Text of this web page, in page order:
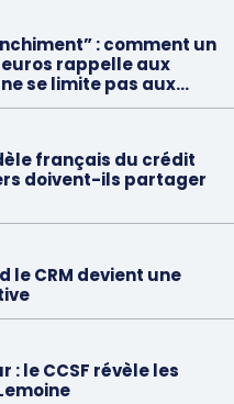
: comment un
rappelle aux
se limite pas aux...
français du crédit
doivent-ils partager
le CRM devient une
le CCSF révèle les